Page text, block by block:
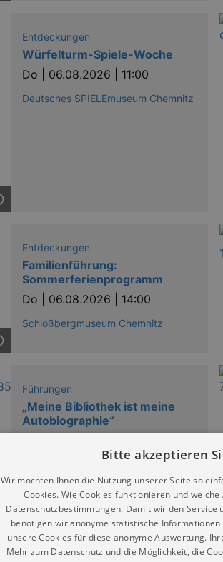
Entdeckungen
Würfelturm-Spiele-Woche
Do | 06.08.2026 | 11:00
Deutsches SPIELEmuseum Chemnitz
Entdeckungen
Familienführung:
Sommerferienprogramm
Do | 06.08.2026 | 14:00
Schloßbergmuseum Chemnitz
Führungen
„Meine Bibliothek ist meine
Autobiographie“
Themenführung Führung zum
Todestag von Salman Schocken im
Do |06.08.2026 | 15:30
smac - Staatliches Museum für
Archäologie Chemnitz
Bitte akzeptieren
Wir möchten Ihnen die Nutzung unserer Seite so
Cookies. Wie Cookies funktionieren und
Datenschutzbestimmungen. Damit wir den
benötigen wir anonyme statistische
unsere Cookies für diese anonyme Auswertung.
Mehr zum Datenschutz und die Möglichkeit, die